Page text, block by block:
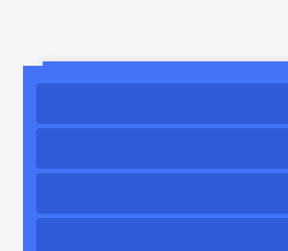
اسفنجی فصل ۱۷
منتشر شد